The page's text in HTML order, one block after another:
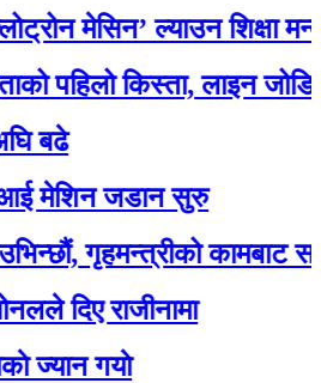
ल्याउन शिक्षा मन्त्री
किस्ता, लाइन जोडियो
जडान सुरु
गृहमन्त्रीको कामबाट
राजीनामा
गयाे